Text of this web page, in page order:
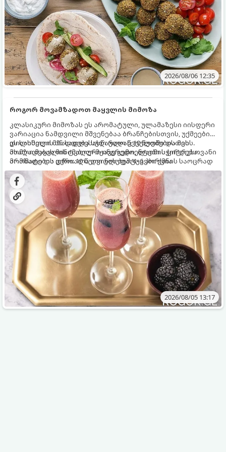
2026/08/06 12:35
როგორ მოვამზადოთ მაყვლის მიმოზა
კლასიკური მიმოზას ეს არომატული, ულამაზესი იისფერი
ვარიაცია ნამდვილი მშვენებაა ბრანჩებისთვის, უქმეების
დილისთვის ან სადღესასწაულო წვეულებებისთვის.
ახალი მაყვლის ტკბილ-მჟავე გემო, ლაიმის ციტრუსოვანი
არომატი და ცქრიალა ღვინის ბუშტუკები ქმნის საოცრად
დახვეწილ და მაგრილებელ კოქტეილს.
ეს სასმელი მზადდება სულ რაღაც 10 წუთში და მის
მომზადებას მინიმალური ინგრედიენტები სჭირდება.
მომზადების დრო: 10 წუთი ულუფა: 4–6 პორცია
2026/08/05 13:17